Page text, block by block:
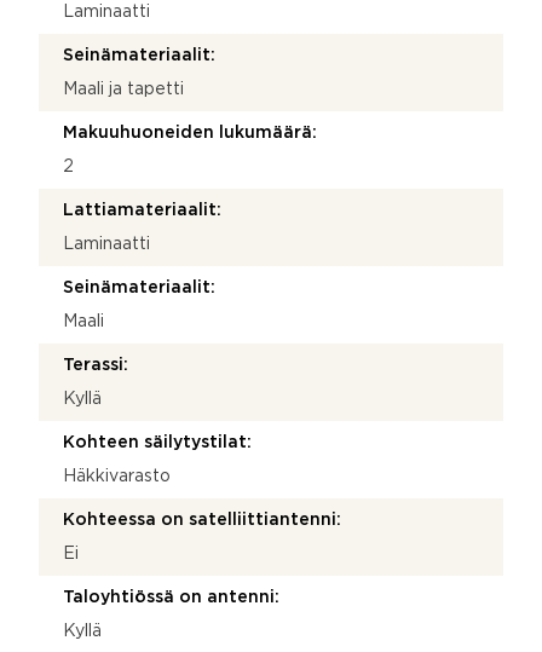
Laminaatti
Seinämateriaalit:
Maali ja tapetti
Makuuhuoneiden lukumäärä:
2
Lattiamateriaalit:
Laminaatti
Seinämateriaalit:
Maali
Terassi:
Kyllä
Kohteen säilytystilat:
Häkkivarasto
Kohteessa on satelliittiantenni:
Ei
Taloyhtiössä on antenni:
Kyllä